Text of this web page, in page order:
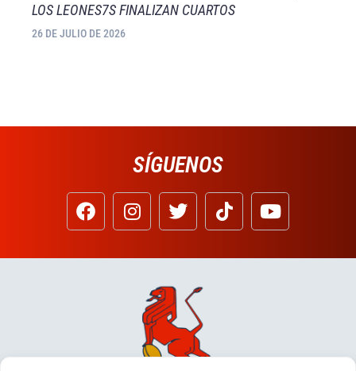
LOS LEONES7S FINALIZAN CUARTOS
26 DE JULIO DE 2026
SÍGUENOS